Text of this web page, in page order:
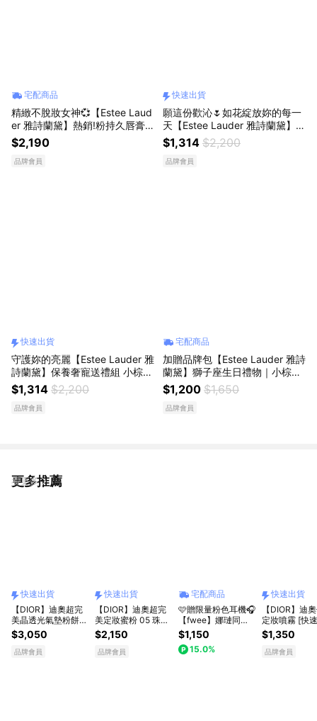
宅配商品
精緻不脫妝女神💞【Estee Laud
er 雅詩蘭黛】熱銷!粉持久唇膏
禮盒 禮物推薦 寵愛自己 送女友
氣墊 唇膏
$2,190
品牌會員
快速出貨
願這份歡沁🌷如花綻放妳的每一
天【Estee Lauder 雅詩蘭黛】歡
沁香氛禮盒(香水30ml+身乳液7
5ml) 快速出貨
$1,314 $2,200
品牌會員
快速出貨
守護妳的亮麗【Estee Lauder 雅
詩蘭黛】保養奢寵送禮組 小棕瓶
20ml $1314 加贈 收納包 | 日常
送禮 生日禮物 告白獻禮 快速出
貨 情人節
$1,314 $2,200
品牌會員
宅配商品
加贈品牌包【Estee Lauder 雅詩
蘭黛】獅子座生日禮物｜小棕瓶
15ml+粉持久粉底(1W1)5ml
$1,200 $1,650
品牌會員
更多推薦
看更多
快速出貨
【DIOR】迪奧超完
美晶透光氣墊粉餅
蝴蝶結 l 收禮者自選
色號 [快速出貨]
$3,050
品牌會員
快速出貨
【DIOR】迪奧超完
美定妝蜜粉 05 珠光
粉 [快速出貨]
$2,150
品牌會員
宅配商品
🩷贈限量粉色耳機🎧
【fwee】娜璉同款
底妝神器新禮物｜妝
前乳+搖搖噴霧(享品
牌提袋)
$1,150
15.0%
快速出貨
【DIOR】迪
定妝噴霧 [快
$1,350
品牌會員